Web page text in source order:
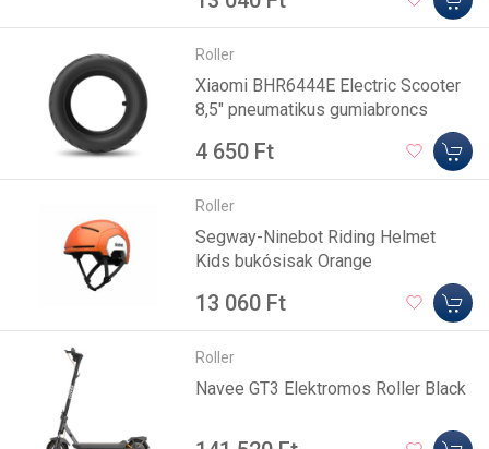
Roller
Xiaomi BHR6444E Electric Scooter
8,5" pneumatikus gumiabroncs
4 650 Ft
Roller
Segway-Ninebot Riding Helmet
Kids bukósisak Orange
13 060 Ft
Roller
Navee GT3 Elektromos Roller Black